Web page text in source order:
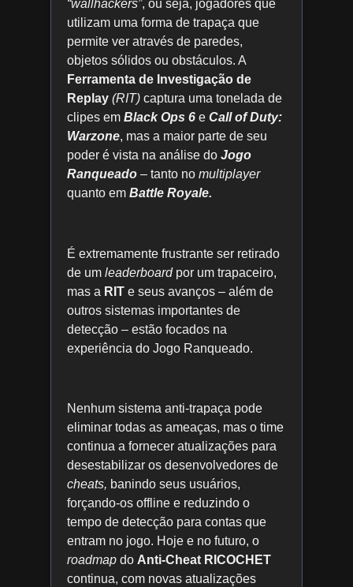
“wallhackers”, ou seja, jogadores que
utilizam uma forma de trapaça que
permite ver através de paredes,
objetos sólidos ou obstáculos. A
Ferramenta de Investigação de
Replay (RIT) captura uma tonelada de
clipes em Black Ops 6 e Call of Duty:
Warzone, mas a maior parte de seu
poder é vista na análise do Jogo
Ranqueado – tanto no multiplayer
quanto em Battle Royale.
É extremamente frustrante ser retirado
de um leaderboardpor um trapaceiro,
mas a RIT e seus avanços – além de
outros sistemas importantes de
detecção – estão focados na
experiência do Jogo Ranqueado.
Nenhum sistema anti-trapaça pode
eliminar todas as ameaças, mas o time
continua a fornecer atualizações para
desestabilizar os desenvolvedores de
cheats, banindo seus usuários,
forçando-os offline e reduzindo o
tempo de detecção para contas que
entram no jogo. Hoje e no futuro, o
roadmap do Anti-Cheat RICOCHET
continua, com novas atualizações